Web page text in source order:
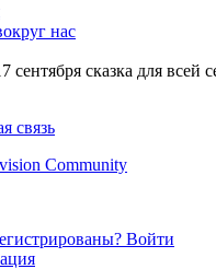
нас
сентября сказка для всей
связь
Community
Войти